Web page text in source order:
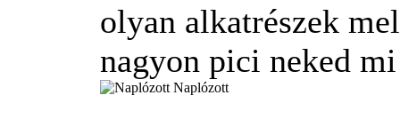
olyan alkatrészek
nagyon pici neked
Naplózott